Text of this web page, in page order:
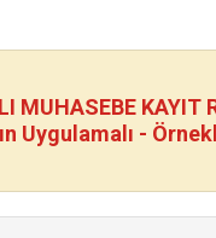
MUHASEBE KAYIT
Uygulamalı -